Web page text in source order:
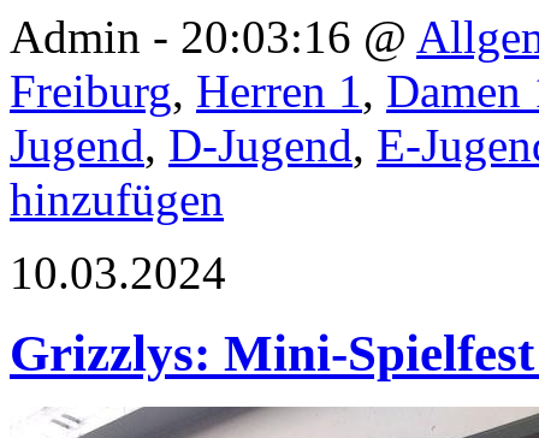
Admin - 20:03:16 @
Freiburg, Herren 1, Damen
Jugend, D-Jugend, E-
hinzufügen
10.03.2024
Grizzlys: Mini-